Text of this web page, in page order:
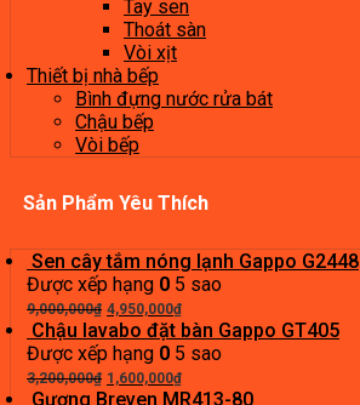
Tay sen
Thoát sàn
Vòi xịt
Thiết bị nhà bếp
Bình đựng nước rửa bát
Chậu bếp
Vòi bếp
Sản Phẩm Yêu Thích
Sen cây tắm nóng lạnh Gappo G2448
Được xếp hạng 0 5 sao
9,000,000₫ Giá
gốc
là:
9,000,000₫.
4,950,000₫Giá
hiện
tại
là:
4,950,000₫.
Chậu lavabo đặt bàn Gappo GT405
Được xếp hạng 0 5 sao
3,200,000₫ Giá
gốc
1,600,000₫Giá
hiện
Gương Breven MR413-80